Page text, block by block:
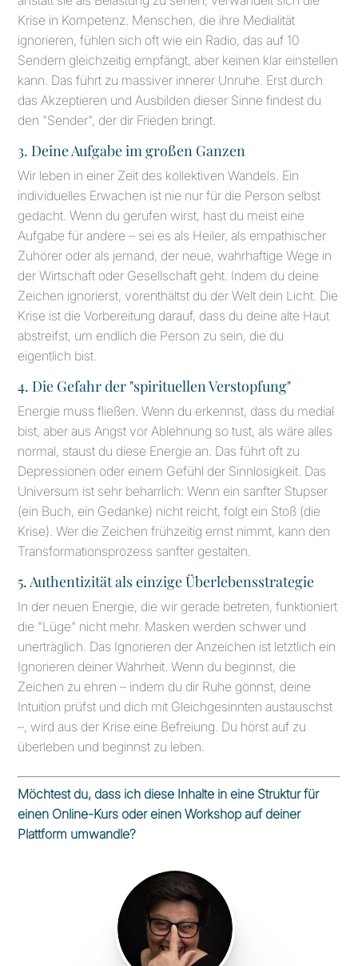
Krise in Kompetenz. Menschen, die ihre Medialität
ignorieren, fühlen sich oft wie ein Radio, das auf 10
Sendern gleichzeitig empfängt, aber keinen klar einstellen
kann. Das führt zu massiver innerer Unruhe. Erst durch
das Akzeptieren und Ausbilden dieser Sinne findest du
den "Sender", der dir Frieden bringt.
3. Deine Aufgabe im großen Ganzen
Wir leben in einer Zeit des kollektiven Wandels. Ein
individuelles Erwachen ist nie nur für die Person selbst
gedacht. Wenn du gerufen wirst, hast du meist eine
Aufgabe für andere – sei es als Heiler, als empathischer
Zuhörer oder als jemand, der neue, wahrhaftige Wege in
der Wirtschaft oder Gesellschaft geht. Indem du deine
Zeichen ignorierst, vorenthältst du der Welt dein Licht. Die
Krise ist die Vorbereitung darauf, dass du deine alte Haut
abstreifst, um endlich die Person zu sein, die du
eigentlich bist.
4. Die Gefahr der "spirituellen Verstopfung"
Energie muss fließen. Wenn du erkennst, dass du medial
bist, aber aus Angst vor Ablehnung so tust, als wäre alles
normal, staust du diese Energie an. Das führt oft zu
Depressionen oder einem Gefühl der Sinnlosigkeit. Das
Universum ist sehr beharrlich: Wenn ein sanfter Stupser
(ein Buch, ein Gedanke) nicht reicht, folgt ein Stoß (die
Krise). Wer die Zeichen frühzeitig ernst nimmt, kann den
Transformationsprozess sanfter gestalten.
5. Authentizität als einzige Überlebensstrategie
In der neuen Energie, die wir gerade betreten, funktioniert
die "Lüge" nicht mehr. Masken werden schwer und
unerträglich. Das Ignorieren der Anzeichen ist letztlich ein
Ignorieren deiner Wahrheit. Wenn du beginnst, die
Zeichen zu ehren – indem du dir Ruhe gönnst, deine
Intuition prüfst und dich mit Gleichgesinnten austauschst
–, wird aus der Krise eine Befreiung. Du hörst auf zu
überleben und beginnst zu leben.
Möchtest du, dass ich diese Inhalte in eine Struktur für
einen Online-Kurs oder einen Workshop auf deiner
Plattform umwandle?